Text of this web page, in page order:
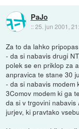
PaJo
::25. jun 2001,
Za to da lahko
- da si nabavis drugi
polek se en priklop za
anpravica te stane 30
- da si nabavis modem
3Comov modem ki ga
da si v trgovini nabavis
jurjev, ki pravtako